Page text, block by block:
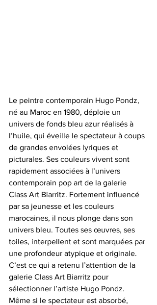
Le peintre contemporain Hugo Pondz,
né au Maroc en 1980, déploie un
univers de fonds bleu azur réalisés à
l’huile, qui éveille le spectateur à coups
de grandes envolées lyriques et
picturales. Ses couleurs vivent sont
rapidement associées à l’univers
contemporain pop art de la galerie
Class Art Biarritz. Fortement influencé
par sa jeunesse et les couleurs
marocaines, il nous plonge dans son
univers bleu. Toutes ses œuvres, ses
toiles, interpellent et sont marquées par
une profondeur atypique et originale.
C’est ce qui a retenu l’attention de la
galerie Class Art Biarritz pour
sélectionner l’artiste Hugo Pondz.
Même si le spectateur est absorbé,